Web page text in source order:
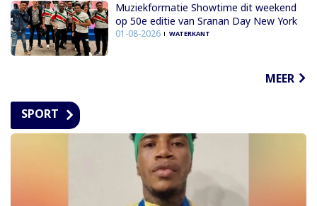
Muziekformatie Showtime dit weekend
op 50e editie van Sranan Day New York
01-08-2026 WATERKANT
MEER
SPORT